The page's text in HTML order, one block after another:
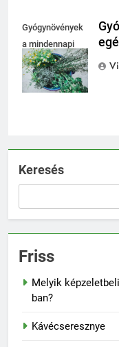
Gyógynövények
a mindennapi
egészségért
Keresés
Friss
Melyik
ban?
Kávécseresznye